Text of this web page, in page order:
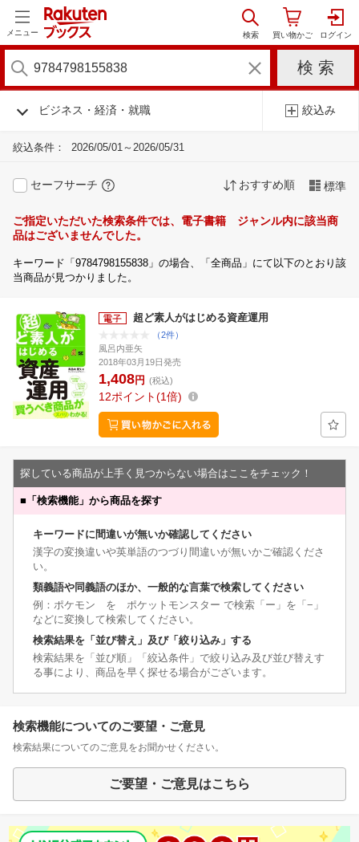
メニュー
ビジネス・経済・就職 絞込み
絞込条件： 2026/05/01～2026/05/31
セーフサーチ おすすめ順 標準
ご指定いただいた検索条件では、電子書籍 ジャンル内に該当商
品はございませんでした。
キーワード「9784798155838」の場合、「全商品」にて以下のとおり該
当商品が見つかりました。
超ど素人がはじめる資産運用
（2件）
風呂内亜矢
2018年03月19日発売
1,408円 (税込)
12ポイント 1倍
探している商品が上手く見つからない場合はここをチェック！
■ 「検索機能」から商品を探す
キーワードに間違いが無いか確認してください
漢字の変換違いや英単語のつづり間違いが無いかご確認くださ
い。
類義語や同義語のほか、一般的な言葉で検索してください
例：ポケモン を ポケットモンスター で検索「ー」を「−」
などに変換して検索してください。
検索結果を「並び替え」及び「絞り込み」する
検索結果を「並び順」「絞込条件」で絞り込み及び並び替えす
る事により、商品を早く探せる場合がございます。
検索機能についてのご要望・ご意見
検索結果についてのご意見をお聞かせください。
ご要望・ご意見はこちら